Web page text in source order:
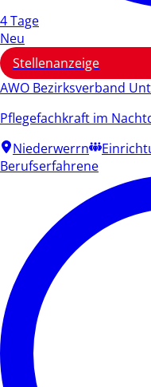
4 Tage
Neu
Stellenanzeige
AWO Bezirksverband
Pflegefachkraft im
Niederwerrn
Berufserfahrene